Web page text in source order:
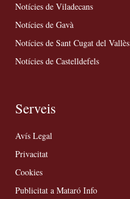
Notícies de Viladecans
Notícies de Gavà
Notícies de Sant Cugat del Vallès
Notícies de Castelldefels
Serveis
Avís Legal
Privacitat
Cookies
Publicitat a Mataró Info